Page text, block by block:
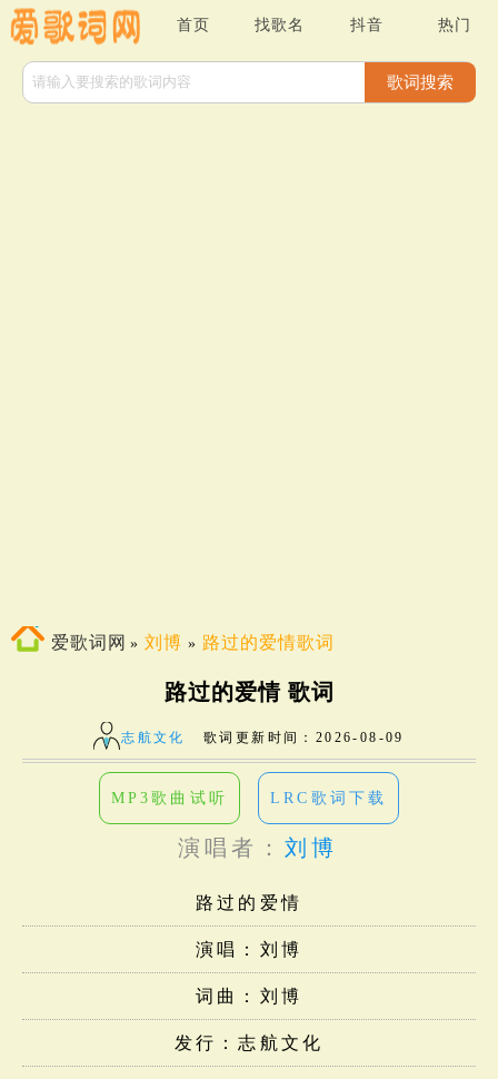
首页 找歌名 抖音 热门
歌词搜索
爱歌词网 » 刘博 » 路过的爱情歌词
路过的爱情 歌词
志航文化 歌词更新时间： 2026-08-09
MP3歌曲试听 LRC歌词下载
演唱者： 刘博
路过的爱情
演唱：刘博
词曲：刘博
发行：志航文化